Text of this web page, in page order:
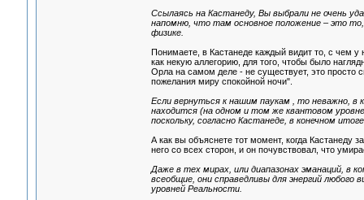
Ссылаясь на Кастанеду, Вы выбрали не очень
напомню, что там основное положение – это
физике.
Понимаете, в Кастанеде каждый видит то, с чем
как некую аллегорию, для того, чтобы было
Орла на самом деле - не существует, это просто
пожелания миру спокойной ночи".
Если вернуться к нашим паукам , то неважно, в
находится (на одном и том же квантовом
поскольку, согласно Кастанеде, в конечном
А как вы объяснете тот момент, когда Кастанеду
него со всех сторон, и он почувствовал, что
Даже в тех мирах, или диапазонах эманаций, в
всеобщие, они справедливы для энергий любого
уровней Реальности.